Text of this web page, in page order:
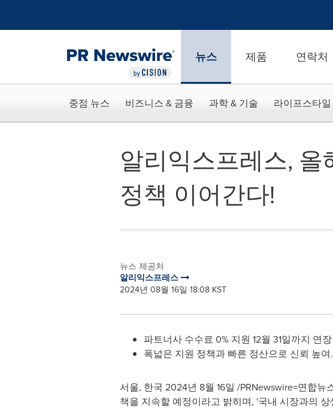
뉴스 제품 연락처
중점 뉴스 비즈니스 & 금융 과학 & 기술 라이프스타
알리익스프레스,
정책 이어간다!
뉴스 제공처
알리익스프레스
2024년 08월 16일 18:08 KST
파트너사 수수료 0% 지원 12월 31일까지 연장
폭넓은 지원 정책과 빠른 정산으로 신뢰 높
서울, 한국 2024년 8월 16일 /PRNewswire=연합
책을 지속할 예정이라고 밝히며, '국내 시장과의